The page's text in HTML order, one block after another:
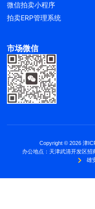
微信拍卖小程序
拍卖ERP管理系统
市场微信
Copyright © 2026 津
办公地点： 天津武清开发区招
雄